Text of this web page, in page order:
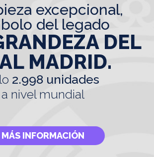
del legado
DEL
MADRID.
2.998 unidades
a nivel mundial
MÁS INFORMACIÓN